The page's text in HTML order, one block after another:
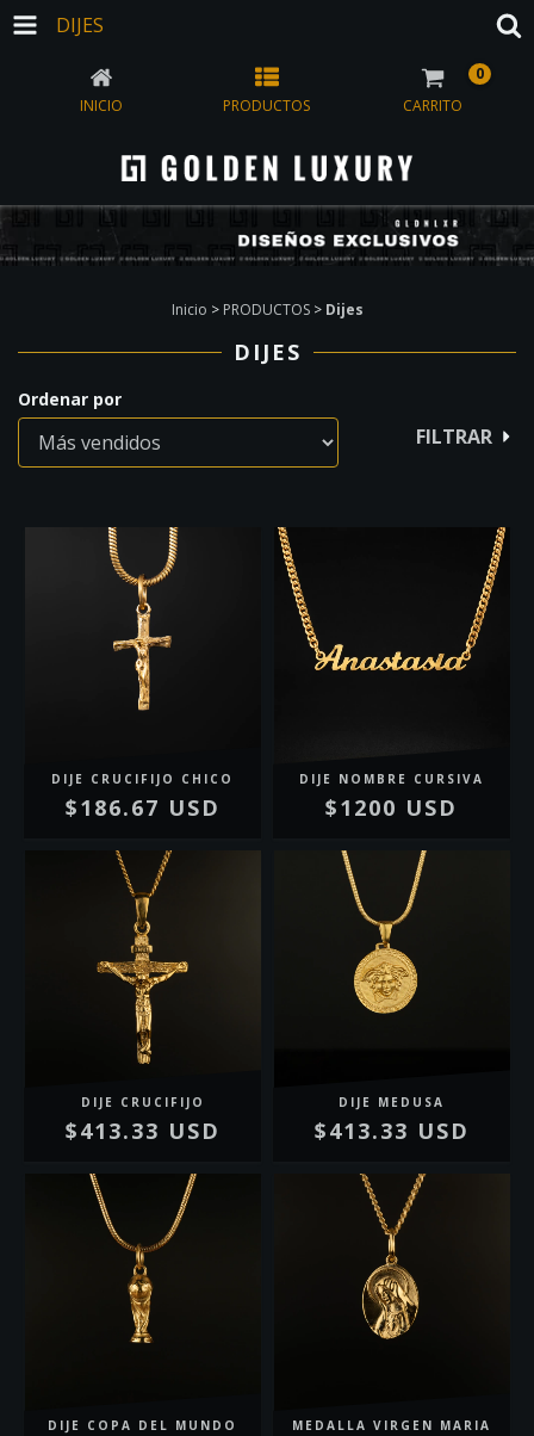
DIJES
INICIO PRODUCTOS CARRITO
0
Inicio > PRODUCTOS > Dijes
DIJES
Ordenar por
FILTRAR
DIJE CRUCIFIJO CHICO
$186.67 USD
DIJE NOMBRE CURSIVA
$1200 USD
DIJE CRUCIFIJO
$413.33 USD
DIJE MEDUSA
$413.33 USD
DIJE COPA DEL MUNDO MEDALLA VIRGEN MARIA